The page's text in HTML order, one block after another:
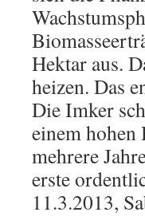
Hektar aus.
heizen. Das
Die Imker
einem
mehrere
erste
11.3.2013,